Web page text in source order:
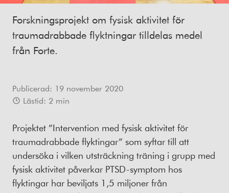
Forskningsprojekt om fysisk aktivitet för
traumadrabbade flyktningar tilldelas medel
från Forte.
Publicerad: 19 november 2020
Lästid: 2 min
Projektet ”Intervention med fysisk aktivitet för
traumadrabbade flyktingar” som syftar till att
undersöka i vilken utsträckning träning i grupp med
fysisk aktivitet påverkar PTSD-symptom hos
flyktingar har beviljats 1,5 miljoner från